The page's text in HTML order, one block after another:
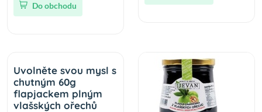
Do obchodu
Uvolněte svou mysl s
chutným 60g
flapjackem plným
vlašských ořechů